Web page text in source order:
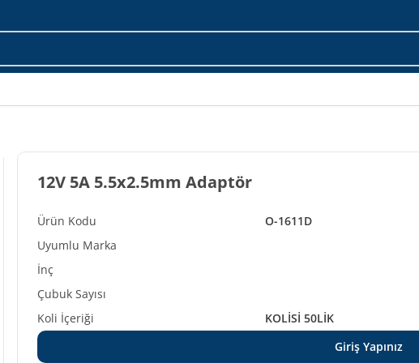
O-1611D
12V 5A 5.5x2.5mm Adaptör
KOLİSİ 50LİK
Giriş Yapınız